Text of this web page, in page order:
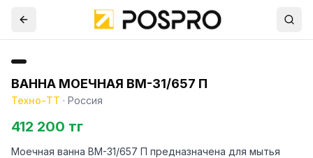
ВАННА МОЕЧНАЯ ВМ-31/657 П
Техно-ТТ · Россия
412 200 тг
Моечная ванна ВМ-31/657 П предназначена для мытья